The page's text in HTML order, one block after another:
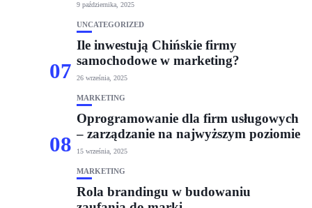
9 października, 2025
07
UNCATEGORIZED
Ile inwestują Chińskie firmy
samochodowe w marketing?
26 września, 2025
08
MARKETING
Oprogramowanie dla firm usługowych
– zarządzanie na najwyższym poziomie
15 września, 2025
MARKETING
Rola brandingu w budowaniu